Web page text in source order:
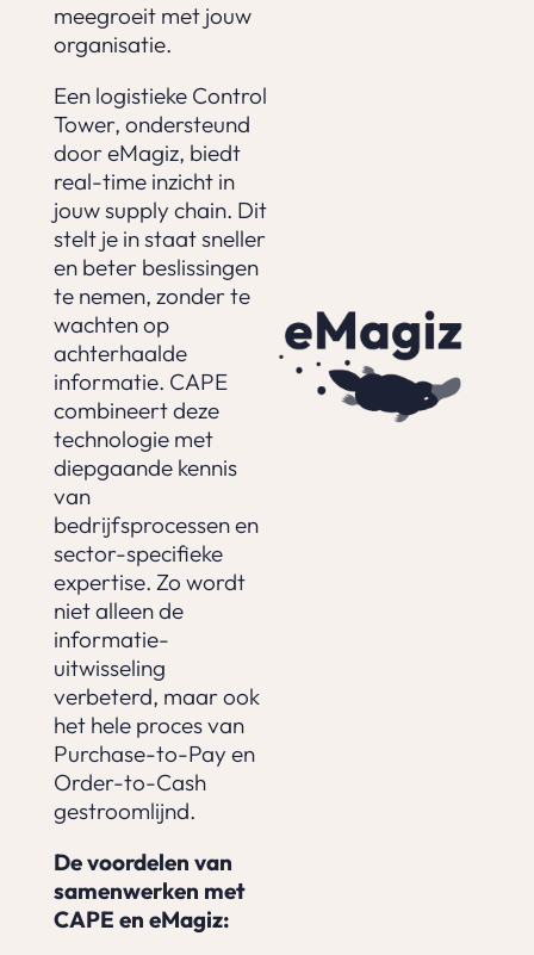
meegroeit met jouw
organisatie.
Een logistieke Control
Tower, ondersteund
door eMagiz, biedt
real-time inzicht in
jouw supply chain. Dit
stelt je in staat sneller
en beter beslissingen
te nemen, zonder te
wachten op
achterhaalde
informatie. CAPE
combineert deze
technologie met
diepgaande kennis
van
bedrijfsprocessen en
sector-specifieke
expertise. Zo wordt
niet alleen de
informatie-
uitwisseling
verbeterd, maar ook
het hele proces van
Purchase-to-Pay en
Order-to-Cash
gestroomlijnd.
De voordelen van
samenwerken met
CAPE en eMagiz: